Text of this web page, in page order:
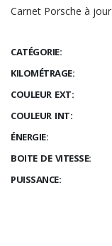
Carnet Porsche à jour
CATÉGORIE:
KILOMÉTRAGE:
COULEUR EXT:
COULEUR INT:
ÉNERGIE:
BOITE DE VITESSE:
PUISSANCE: